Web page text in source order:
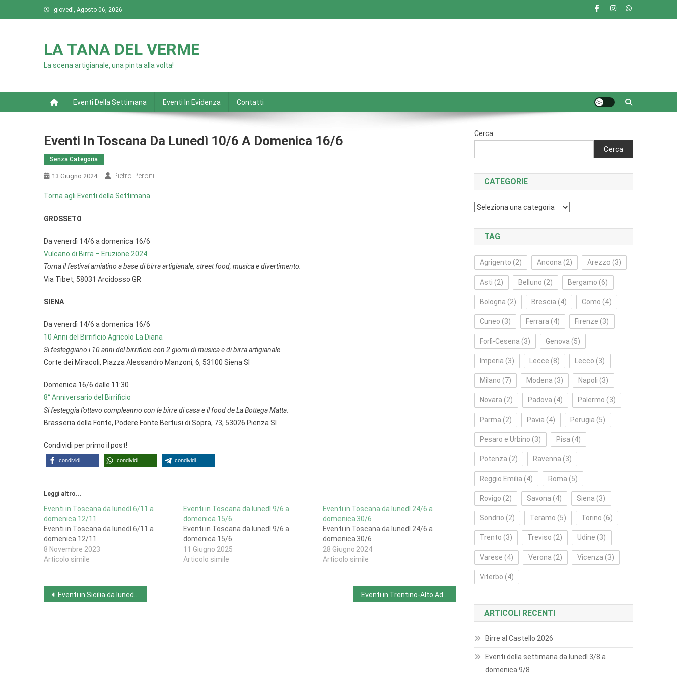
to
giovedì, Agosto 06, 2026
LA TANA DEL VERME
La scena artigianale, una pinta alla volta!
Eventi Della Settimana Eventi In Evidenza Contatti
Eventi In Toscana Da Lunedì 10/6 A Domenica 16/6
Senza Categoria
13 Giugno 2024 Pietro Peroni
Torna agli Eventi della Settimana
GROSSETO
Da venerdì 14/6 a domenica 16/6
Vulcano di Birra – Eruzione 2024
Torna il festival amiatino a base di birra artigianale, street food, musica e divertimento.
Via Tibet, 58031 Arcidosso GR
SIENA
Da venerdì 14/6 a domenica 16/6
10 Anni del Birrificio Agricolo La Diana
Si festeggiano i 10 anni del birrificio con 2 giorni di musica e di birra artigianale.
Corte dei Miracoli, Piazza Alessandro Manzoni, 6, 53100 Siena SI
Domenica 16/6 dalle 11:30
8° Anniversario del Birrificio
Si festeggia l’ottavo compleanno con le birre di casa e il food de La Bottega Matta.
Brasseria della Fonte, Podere Fonte Bertusi di Sopra, 73, 53026 Pienza SI
Condividi per primo il post!
condividi condividi condividi
Leggi altro...
Eventi in Toscana da lunedì 6/11 a
domenica 12/11
Eventi in Toscana da lunedì 6/11 a
domenica 12/11
8 Novembre 2023
Articolo simile
Eventi in Toscana da lunedì 9/6 a
domenica 15/6
Eventi in Toscana da lunedì 9/6 a
domenica 15/6
11 Giugno 2025
Articolo simile
Eventi in Toscana da lunedì 24/6 a
domenica 30/6
Eventi in Toscana da lunedì 24/6 a
domenica 30/6
28 Giugno 2024
Articolo simile
Navigazione
Eventi in Sicilia da lunedì 10/6 a domenica 16/6
Cerca
Cerca
CATEGORIE
Categorie
TAG
Agrigento (2) Ancona (2) Arezzo (3)
Asti (2) Belluno (2) Bergamo (6)
Bologna (2) Brescia (4) Como (4)
Cuneo (3) Ferrara (4) Firenze (3)
Forlì‑Cesena (3) Genova (5)
Imperia (3) Lecce (8) Lecco (3)
Milano (7) Modena (3) Napoli (3)
Novara (2) Padova (4) Palermo (3)
Parma (2) Pavia (4) Perugia (5)
Pesaro e Urbino (3) Pisa (4)
Potenza (2) Ravenna (3)
Reggio Emilia (4) Roma (5)
Rovigo (2) Savona (4) Siena (3)
Sondrio (2) Teramo (5) Torino (6)
Trento (3) Treviso (2) Udine (3)
Varese (4) Verona (2) Vicenza (3)
Viterbo (4)
ARTICOLI RECENTI
Birre al Castello 2026
Eventi della settimana da lunedì 3/8 a
domenica 9/8